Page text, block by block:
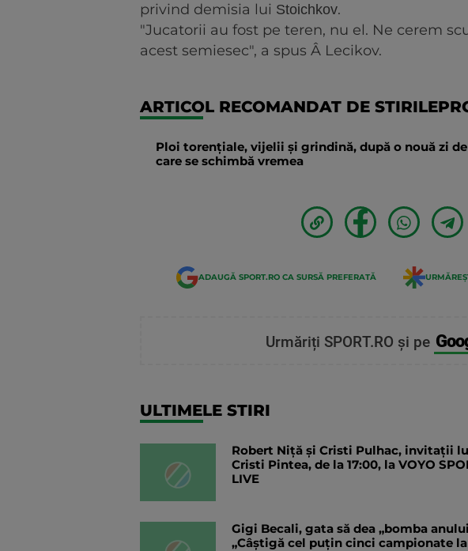
privind demisia lui Stoichkov.
"Jucatorii au fost pe teren, nu el. Ne cerem
acest semiesec", a spus Â Lecikov.
ARTICOL RECOMANDAT DE
Ploi torențiale, vijelii și grindină, după o nouă zi
care se schimbă vremea
ADAUGĂ SPORT.RO CA SURSĂ PREFERATĂ
Urmăriți SPORT.RO și pe
ULTIMELE STIRI
Robert Niță și Cristi Pulhac, invitații
Cristi Pintea, de la 17:00, la VOYO
LIVE
Gigi Becali, gata să dea „bomba
„Câștigă cel puțin cinci campionate la